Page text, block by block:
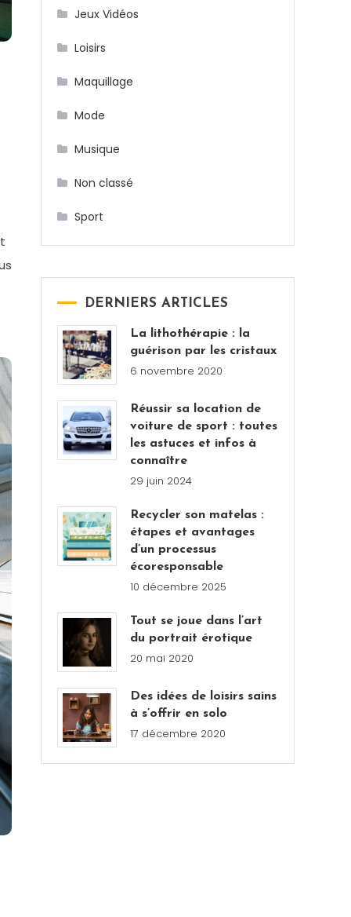
Jeux Vidéos
Loisirs
Maquillage
Mode
Musique
Non classé
Sport
DERNIERS ARTICLES
La lithothérapie : la
guérison par les cristaux
6 novembre 2020
Réussir sa location de
voiture de sport : toutes
les astuces et infos à
connaître
29 juin 2024
Recycler son matelas :
étapes et avantages
d’un processus
écoresponsable
10 décembre 2025
Tout se joue dans l’art
du portrait érotique
20 mai 2020
Des idées de loisirs sains
à s’offrir en solo
17 décembre 2020